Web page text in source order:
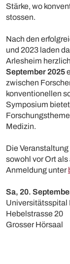
Stärke, wo
stossen.
Nach den
und 2023 laden
Arlesheim
September 2025
zwischen
konventionellen
Symposium
Medizin.
Die
sowohl vor Ort
Anmeldung unter
Sa, 20.
Universitätsspital
Hebelstrasse 20
Grosser Hörsaal